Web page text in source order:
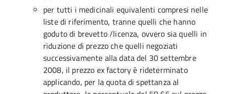
per tutti i medicinali equivalenti compresi nelle
liste di riferimento, tranne quelli che hanno
goduto di brevetto /licenza, ovvero sia quelli in
riduzione di prezzo che quelli negoziati
successivamente alla data del 30 settembre
2008, il prezzo ex factory è rideterminato
applicando, per la quota di spettanza al